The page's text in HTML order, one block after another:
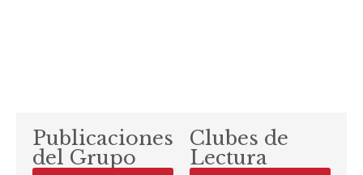
Publicaciones
del Grupo
Clubes de
Lectura